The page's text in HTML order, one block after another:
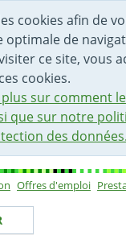
cookies afin de
optimale de
ce site, vous
cookies.
sur comment
que sur notre
des données.
DE LA PAGE
DE RECHERCHE
CONTACT
Offres d'emploi